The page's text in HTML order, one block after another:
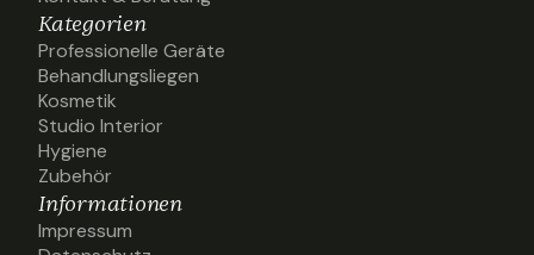
Kontakt & Beratung
Kategorien
Professionelle Geräte
Professionelle Geräte
Behandlungsliegen
Behandlungsliegen
Kosmetik
Kosmetik
Studio Interior
Studio Interior
Hygiene
Hygiene
Zubehör
Zubehör
Informationen
Impressum